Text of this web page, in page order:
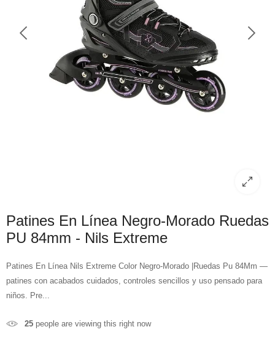
Patines En Línea Negro-Morado Ruedas
PU 84mm - Nils Extreme
Patines En Línea Nils Extreme Color Negro-Morado |Ruedas Pu 84Mm —
patines con acabados cuidados, controles sencillos y uso pensado para
niños. Pre...
25 people are viewing this right now